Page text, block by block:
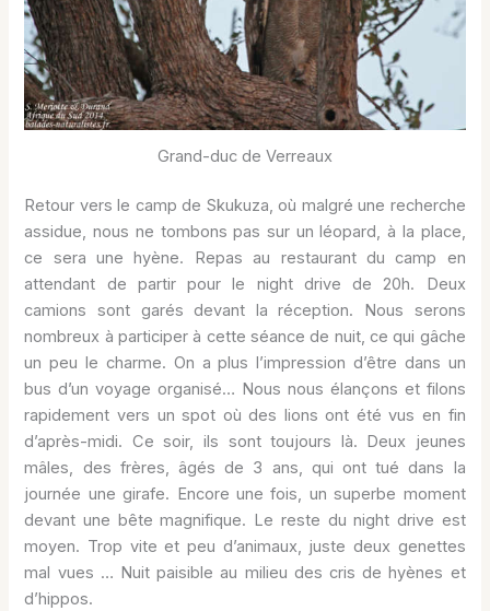
Grand-duc de Verreaux
Retour vers le camp de Skukuza, où malgré une recherche
assidue, nous ne tombons pas sur un léopard, à la place,
ce sera une hyène. Repas au restaurant du camp en
attendant de partir pour le night drive de 20h. Deux
camions sont garés devant la réception. Nous serons
nombreux à participer à cette séance de nuit, ce qui gâche
un peu le charme. On a plus l’impression d’être dans un
bus d’un voyage organisé… Nous nous élançons et filons
rapidement vers un spot où des lions ont été vus en fin
d’après-midi. Ce soir, ils sont toujours là. Deux jeunes
mâles, des frères, âgés de 3 ans, qui ont tué dans la
journée une girafe. Encore une fois, un superbe moment
devant une bête magnifique. Le reste du night drive est
moyen. Trop vite et peu d’animaux, juste deux genettes
mal vues … Nuit paisible au milieu des cris de hyènes et
d’hippos.